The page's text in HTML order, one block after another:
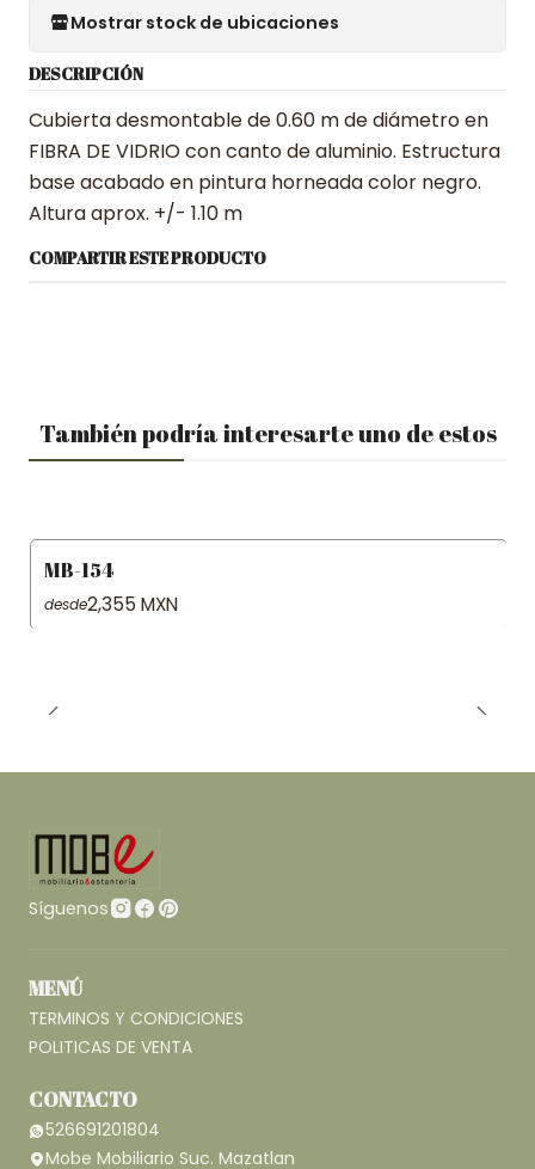
Mostrar stock de ubicaciones
DESCRIPCIÓN
Cubierta desmontable de 0.60 m de diámetro en
FIBRA DE VIDRIO con canto de aluminio. Estructura
base acabado en pintura horneada color negro.
Altura aprox. +/- 1.10 m
COMPARTIR ESTE PRODUCTO
También podría interesarte uno de estos
MB-154
desde2,355 MXN
Síguenos
MENÚ
TERMINOS Y CONDICIONES
POLITICAS DE VENTA
CONTACTO
526691201804
Mobe Mobiliario Suc. Mazatlan